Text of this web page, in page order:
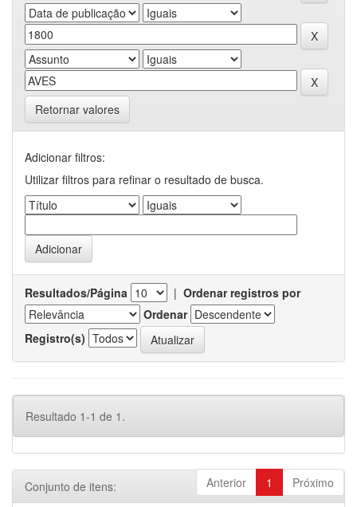
Retornar valores
Adicionar filtros:
Utilizar filtros para refinar o resultado de busca.
Resultados/Página | Ordenar registros por
Ordenar
Registro(s)
Resultado 1-1 de 1.
Anterior 1 Próximo
Conjunto de itens: